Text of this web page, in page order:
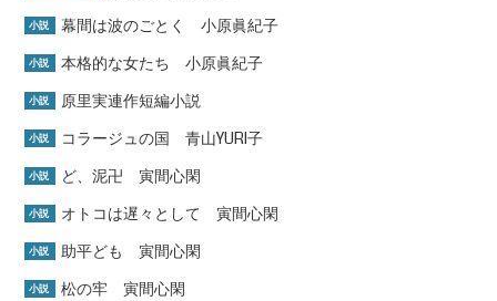
小説 幕間は波のごとく 小原眞紀子
小説 本格的な女たち 小原眞紀子
小説 原里実連作短編小説
小説 コラージュの国 青山YURI子
小説 ど、泥卍 寅間心閑
小説 オトコは遅々として 寅間心閑
小説 助平ども 寅間心閑
小説 松の牢 寅間心閑